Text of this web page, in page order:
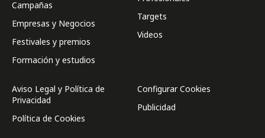
Campañas
Empresas y Negocios
Festivales y premios
Formación y estudios
Targets
Videos
Aviso Legal y Política de
Privacidad
Política de Cookies
Configurar Cookies
Publicidad